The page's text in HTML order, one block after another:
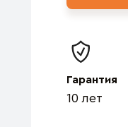
Гарантия
10 лет